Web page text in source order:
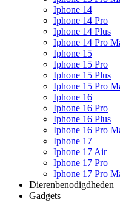
Iphone 14
Iphone 14 Pro
Iphone 14 Plus
Iphone 14 Pro
Iphone 15
Iphone 15 Pro
Iphone 15 Plus
Iphone 15 Pro
Iphone 16
Iphone 16 Pro
Iphone 16 Plus
Iphone 16 Pro
Iphone 17
Iphone 17 Air
Iphone 17 Pro
Iphone 17 Pro
Dierenbenodigdheden
Gadgets